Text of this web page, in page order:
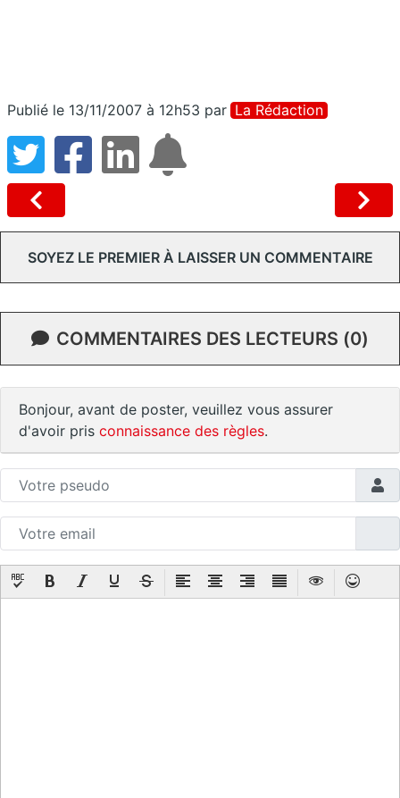
Publié le 13/11/2007 à 12h53 par La Rédaction
SOYEZ LE PREMIER À LAISSER UN COMMENTAIRE
COMMENTAIRES DES LECTEURS (0)
Bonjour, avant de poster, veuillez vous assurer
d'avoir pris connaissance des règles.